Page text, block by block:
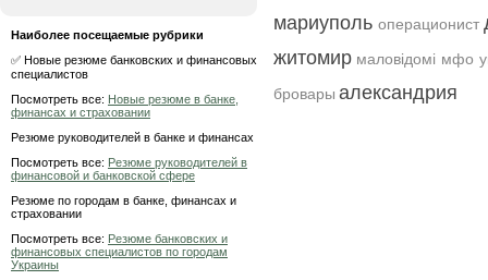
Наиболее посещаемые рубрики
✅ Новые резюме банковских и финансовых
специалистов
Посмотреть все: Новые резюме в банке,
финансах и страховании
Резюме руководителей в банке и финансах
Посмотреть все: Резюме руководителей в
финансовой и банковской сфере
Резюме по городам в банке, финансах и
страховании
Посмотреть все: Резюме банковских и
финансовых специалистов по городам
Украины
мариуполь операционист
житомир маловідомі мфо
бровары александрия